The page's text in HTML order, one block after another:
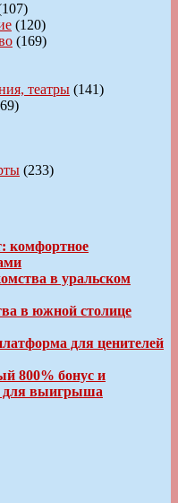
(120)
(169)
театры (141)
(233)
комфортное
в уральском
в южной столице
для ценителей
800% бонус и
для выигрыша